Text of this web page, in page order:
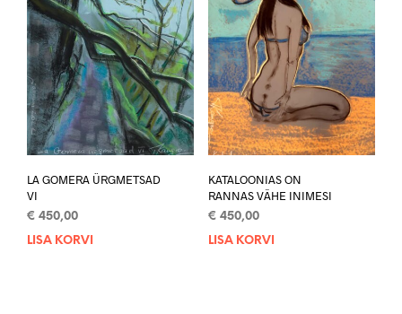
LA GOMERA ÜRGMETSAD
VI
€ 450,00
LISA KORVI
KATALOONIAS ON
RANNAS VÄHE INIMESI
€ 450,00
LISA KORVI